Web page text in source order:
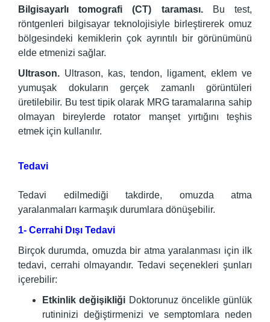
Bilgisayarlı tomografi (CT) taraması.Bu test,
röntgenleri bilgisayar teknolojisiyle birleştirerek omuz
bölgesindeki kemiklerin çok ayrıntılı bir görünümünü
elde etmenizi sağlar.
Ultrason. Ultrason, kas, tendon, ligament, eklem ve
yumuşak dokuların gerçek zamanlı görüntüleri
üretilebilir. Bu test tipik olarak MRG taramalarına sahip
olmayan bireylerde rotator manşet yırtığını teşhis
etmek için kullanılır.
Tedavi
Tedavi edilmediği takdirde, omuzda atma
yaralanmaları karmaşık durumlara dönüşebilir.
1- Cerrahi Dışı Tedavi
Birçok durumda, omuzda bir atma yaralanması için ilk
tedavi, cerrahi olmayandır. Tedavi seçenekleri şunları
içerebilir:
Etkinlik değişikliği Doktorunuz öncelikle günlük
rutininizi değiştirmenizi ve semptomlara neden